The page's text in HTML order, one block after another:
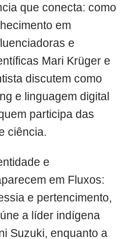
que conecta: como
em
e
Mari Krüger e
discutem como
e linguagem digital
participa das
ciência.
e
em Fluxos:
e pertencimento,
a líder indígena
Suzuki, enquanto a